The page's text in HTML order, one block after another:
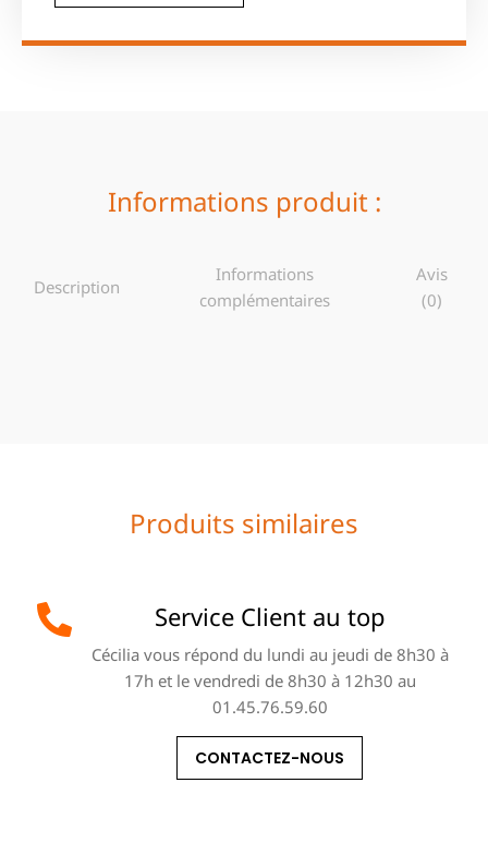
Informations produit :
Description
Informations
complémentaires
Avis
(0)
Produits similaires
Service Client au top
Cécilia vous répond du lundi au jeudi de 8h30 à
17h et le vendredi de 8h30 à 12h30 au
01.45.76.59.60
CONTACTEZ-NOUS